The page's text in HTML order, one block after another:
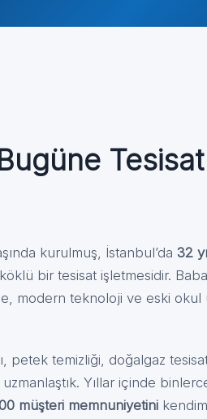
Tesisat
kurulmuş, İstanbul’da 32
köklü bir tesisat işletmesidir.
modern teknoloji ve eski okul
petek temizliği, doğalgaz
Yıllar içinde
müşteri memnuniyetini